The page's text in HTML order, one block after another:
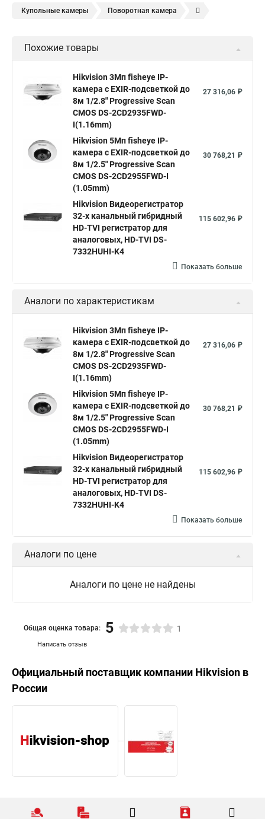
Купольные камеры Поворотная камера
Камера видеонаблюдения hikvision
Hikvision купить Hikvision уличная ip камера
Hikvision poe
Hikvision 2 8 mm Hikvision camera Hikvision 2cd1148 i b
Видеонаблюдение Ip видеокамеры
Hikvision 2cd2142fwd
Hikvision ds 2cd1148 hikvision ds 2cd1148 i b
hikvision ds 2cd2042wd i Видеокамера hikvision
Видеокамеры hikvision ds
Камера Hikvision ds 2ce16d8t
Видеокамера hikvision hiwatch
Камера Hikvision ds 2cd2442fwd
Уличная камера Hikvision ip camera
Hikvision поворотная камера Hikvision купольная
Нikvision микрофон Hikvision поворотная
Hikvision порты
Похожие товары
Hikvision 3Мп fisheye IP-
камера c EXIR-подсветкой до
8м 1/2.8" Progressive Scan
CMOS DS-2CD2935FWD-
I(1.16mm)
27 316,06 ₽
Hikvision 5Мп fisheye IP-
камера c EXIR-подсветкой до
8м 1/2.5" Progressive Scan
CMOS DS-2CD2955FWD-I
(1.05mm)
30 768,21 ₽
Hikvision Видеорегистратор
32-х канальный гибридный
HD-TVI регистратор для
аналоговых, HD-TVI DS-
7332HUHI-K4
115 602,96 ₽
Показать больше
Аналоги по характеристикам
Hikvision 3Мп fisheye IP-
камера c EXIR-подсветкой до
8м 1/2.8" Progressive Scan
CMOS DS-2CD2935FWD-
I(1.16mm)
27 316,06 ₽
Hikvision 5Мп fisheye IP-
камера c EXIR-подсветкой до
8м 1/2.5" Progressive Scan
CMOS DS-2CD2955FWD-I
(1.05mm)
30 768,21 ₽
Hikvision Видеорегистратор
32-х канальный гибридный
HD-TVI регистратор для
аналоговых, HD-TVI DS-
7332HUHI-K4
115 602,96 ₽
Показать больше
Аналоги по цене
Аналоги по цене не найдены
Написать отзыв
Общая оценка товара: 5 1
Официальный поставщик компании Hikvision в
России